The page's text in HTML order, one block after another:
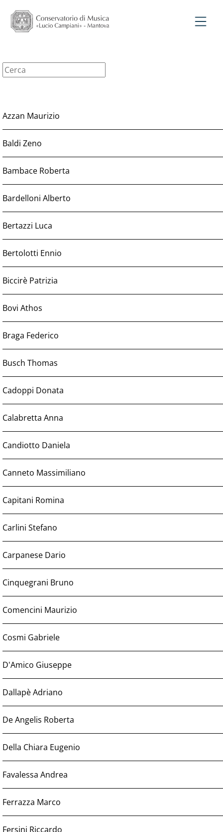
Azzan Maurizio
Baldi Zeno
Bambace Roberta
Bardelloni Alberto
Bertazzi Luca
Bertolotti Ennio
Biccirè Patrizia
Bovi Athos
Braga Federico
Busch Thomas
Cadoppi Donata
Calabretta Anna
Candiotto Daniela
Canneto Massimiliano
Capitani Romina
Carlini Stefano
Carpanese Dario
Cinquegrani Bruno
Comencini Maurizio
Cosmi Gabriele
D'Amico Giuseppe
Dallapè Adriano
De Angelis Roberta
Della Chiara Eugenio
Favalessa Andrea
Ferrazza Marco
Fersini Riccardo